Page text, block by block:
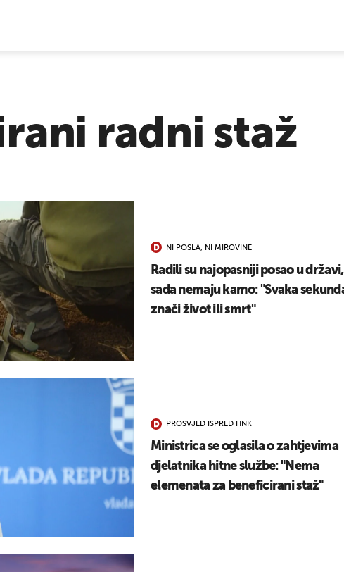
radni staž
NI POSLA, NI MIROVINE
Radili su najopasniji posao u
sada nemaju kamo: "Svaka
znači život ili smrt"
PROSVJED ISPRED HNK
Ministrica se oglasila o zahtjevima
djelatnika hitne službe: "Nema
elemenata za beneficirani staž"